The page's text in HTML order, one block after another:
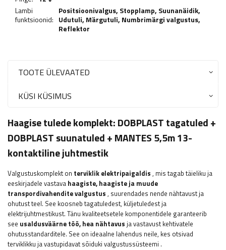
Lambi
funktsioonid:
Positsioonivalgus, Stopplamp, Suunanäidik,
Udutuli, Märgutuli, Numbrimärgi valgustus,
Reflektor
TOOTE ÜLEVAATED
KÜSI KÜSIMUS
Haagise tulede komplekt: DOBPLAST tagatuled +
DOBPLAST suunatuled + MANTES 5,5m 13-
kontaktiline juhtmestik
Valgustuskomplekt on terviklik elektripaigaldis , mis tagab täieliku ja
eeskirjadele vastava haagiste, haagiste ja muude
transpordivahendite valgustus , suurendades nende nähtavust ja
ohutust teel. See koosneb tagatuledest, küljetuledest ja
elektrijuhtmestikust. Tänu kvaliteetsetele komponentidele garanteerib
see usaldusväärne töö, hea nähtavus ja vastavust kehtivatele
ohutusstandarditele. See on ideaalne lahendus neile, kes otsivad
terviklikku ja vastupidavat sõiduki valgustussüsteemi .